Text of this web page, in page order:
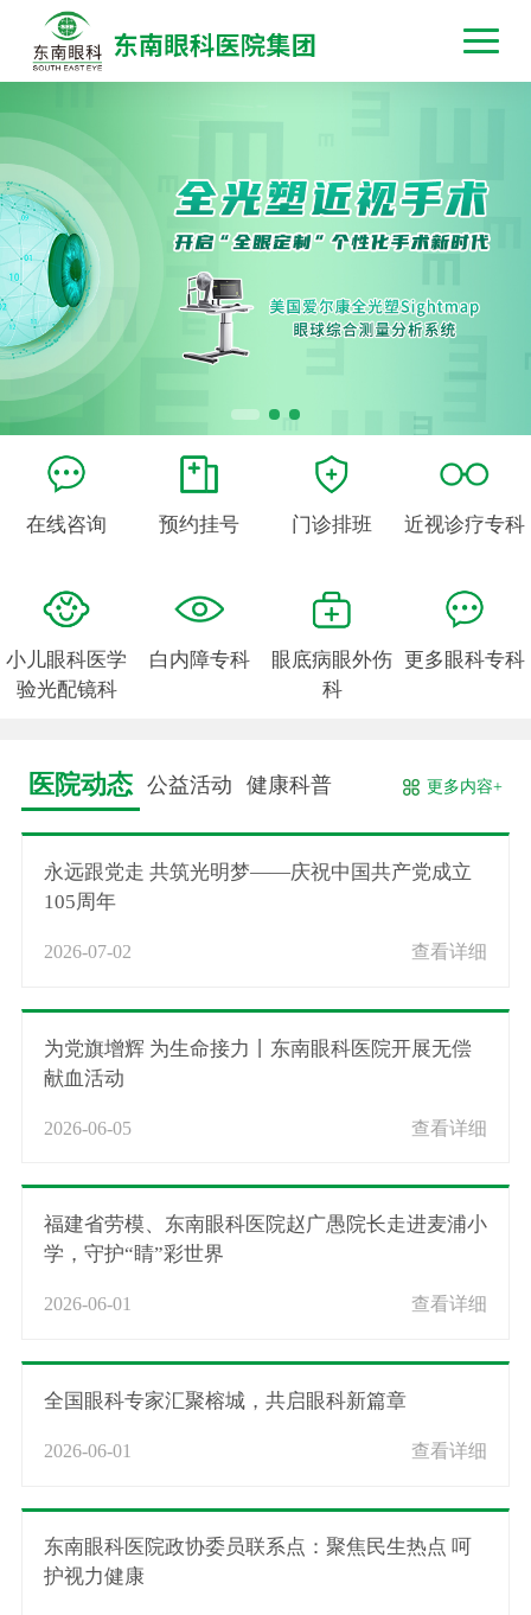
在线咨询 预约挂号 门诊排班 近视诊疗专科
小儿眼科医学
验光配镜科
白内障专科
眼底病眼外伤
科
更多眼科专科
医院动态 公益活动 健康科普 更多内容+
永远跟党走 共筑光明梦——庆祝中国共产党成立
105周年
2026-07-02 查看详细
为党旗增辉 为生命接力丨东南眼科医院开展无偿
献血活动
2026-06-05 查看详细
福建省劳模、东南眼科医院赵广愚院长走进麦浦小
学，守护“睛”彩世界
2026-06-01 查看详细
全国眼科专家汇聚榕城，共启眼科新篇章
2026-06-01 查看详细
东南眼科医院政协委员联系点：聚焦民生热点 呵
护视力健康